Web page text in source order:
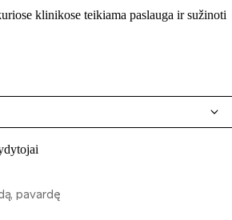
klinikose teikiama paslauga ir sužinoti